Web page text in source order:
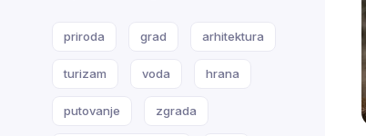
priroda grad arhitektura
turizam voda hrana
putovanje zgrada